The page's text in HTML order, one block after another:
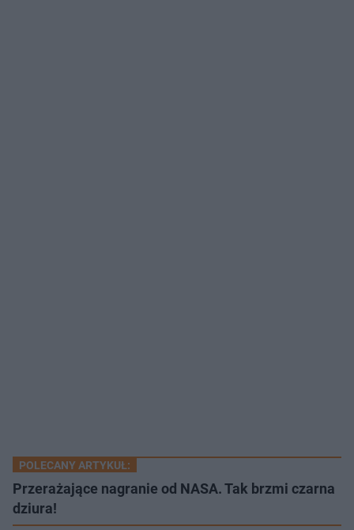
POLECANY ARTYKUŁ:
Przerażające nagranie od NASA. Tak brzmi czarna
dziura!